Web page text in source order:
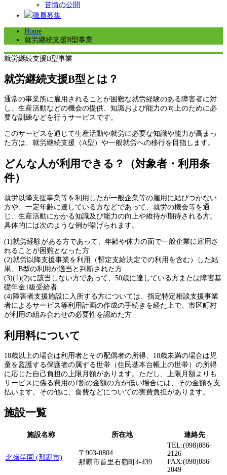
苦情の公開
職員募集
Home
就労継続支援B型事業
就労継続支援B型事業
就労継続支援B型とは？
通常の事業所に雇用されることが困難な就労経験のある障害者に対
し、生産活動などの機会の提供、知識および能力の向上のために必
要な訓練などを行うサービスです。
このサービスを通じて生産活動や就労に必要な知識や能力が高まっ
た方は、就労継続支援（A型）や一般就労への移行を目指します。
どんな人が利用できる？（対象者・利用条
件）
就労以降支援事業等を利用したが一般企業等の雇用に結びつかない
方や、一定年齢に達している方などであって、就労の機会等を通
じ、生産活動にかかる知識及び能力の向上や維持が期待される方。
具体的には次のような例が挙げられます。
(1)就労経験がある方であって、年齢や体力の面で一般企業に雇用さ
れることが困難となった方
(2)就労以降支援事業を利用（暫定支給決定での利用を含む）した結
果、B型の利用が適当と判断された方
(3)(1)(2)に該当しない方であって、50歳に達している方または障害基
礎年金1級受給者
(4)障害者支援施設に入所する方については、指定特定相談支援事業
者によるサービス等利用計画の作成の手続きを経た上で、市区町村
が利用の組み合わせの必要性を認めた方
利用料について
18歳以上の場合は利用者とその配偶者の所得、18歳未満の場合は児
童を監護する保護者の属する世帯（住民基本台帳上の世帯）の所得
に応じた自己負担の上限月額があります。ただし、上限月額よりも
サービスに係る費用の1割の金額の方が低い場合には、その金額を支
払います。その他に、食費などについての実費負担があります。
施設一覧
施設名称 所在地 連絡先
北嶺学園 (那覇市)
〒903-0804
那覇市首里石嶺町4-439
TEL:(098)886-
2126
FAX:(098)886-
2049